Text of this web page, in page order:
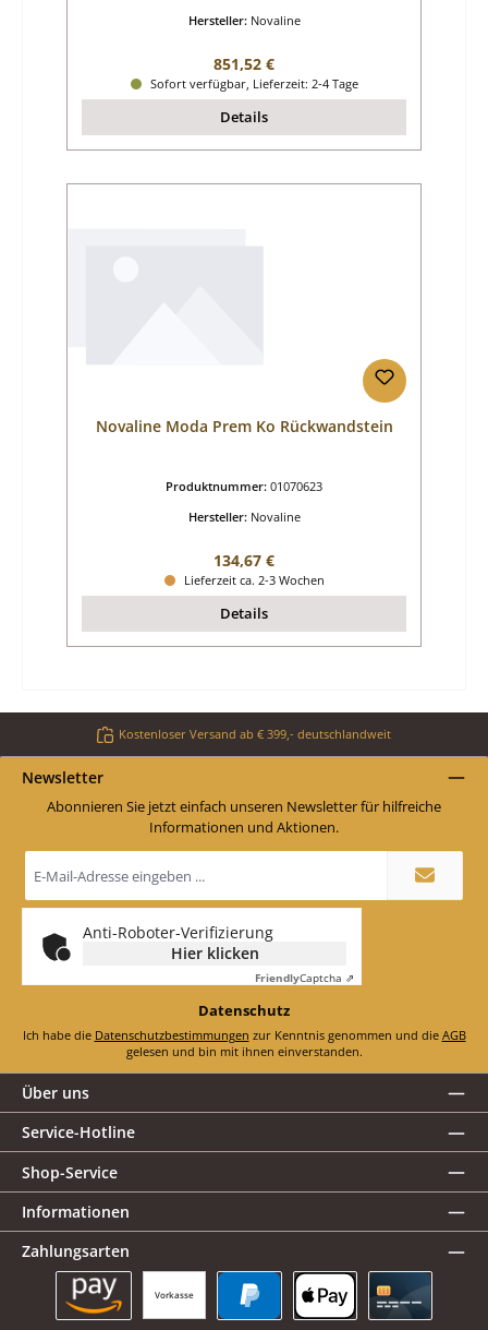
Hersteller: Novaline
Regulärer Preis:
851,52 €
Sofort verfügbar, Lieferzeit: 2-4 Tage
Details
Novaline Moda Prem Ko Rückwandstein
Produktnummer: 01070623
Hersteller: Novaline
Regulärer Preis:
134,67 €
Lieferzeit ca. 2-3 Wochen
Details
Kostenloser Versand ab € 399,- deutschlandweit
Newsletter
Abonnieren Sie jetzt einfach unseren Newsletter für hilfreiche
Informationen und Aktionen.
Mail-
Adresse
*
Anti-Roboter-Verifizierung
Hier klicken
FriendlyCaptcha ⇗
Datenschutz
Ich habe die Datenschutzbestimmungen zur Kenntnis genommen und die AGB
gelesen und bin mit ihnen einverstanden.
Über uns
Service-Hotline
Shop-Service
Informationen
Zahlungsarten
Vorkasse